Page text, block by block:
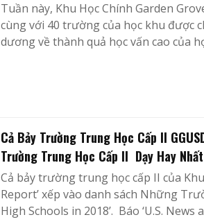
Tuần này, Khu Học Chính Garden
cùng với 40 trường của học khu được
dương về thành quả học vấn cao của
Cả Bảy Trường Trung Học Cấp II
Trường Trung Học Cấp II Dạy Hay
Cả bảy trường trung học cấp II của
Report’ xếp vào danh sách Những
High Schools in 2018’. Báo ‘U.S. News